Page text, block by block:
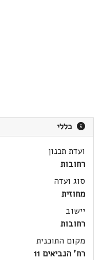
כללי
ועדת תכנון
רחובות
סוג ועדה
מחוזית
יישוב
רחובות
מקום התוכנית
רח' הנביאים 11